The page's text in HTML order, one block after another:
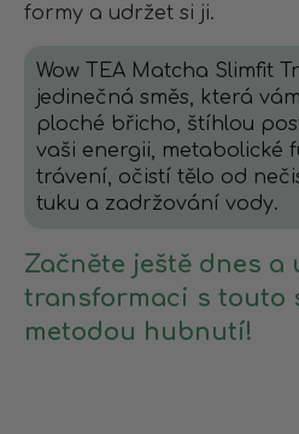
formy a udržet si ji.
Wow TEA Matcha Slimfit
jedinečná směs, která
ploché břicho, štíhlou
vaši energii, metabolické
trávení, očistí tělo od
tuku a zadržování vody.
Začněte ještě dnes a
transformaci s touto
metodou hubnutí!